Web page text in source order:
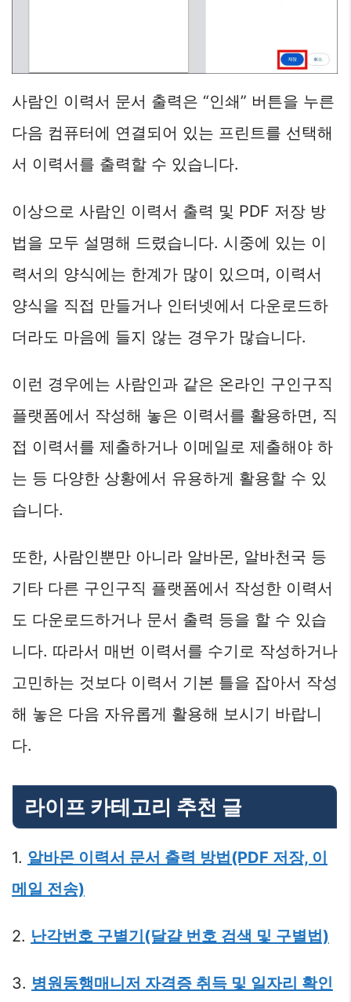
사람인 이력서 문서 출력은 “인쇄” 버튼을 누른
다음 컴퓨터에 연결되어 있는 프린트를 선택해
서 이력서를 출력할 수 있습니다.
이상으로 사람인 이력서 출력 및 PDF 저장 방
법을 모두 설명해 드렸습니다. 시중에 있는 이
력서의 양식에는 한계가 많이 있으며, 이력서
양식을 직접 만들거나 인터넷에서 다운로드하
더라도 마음에 들지 않는 경우가 많습니다.
이런 경우에는 사람인과 같은 온라인 구인구직
플랫폼에서 작성해 놓은 이력서를 활용하면, 직
접 이력서를 제출하거나 이메일로 제출해야 하
는 등 다양한 상황에서 유용하게 활용할 수 있
습니다.
또한, 사람인뿐만 아니라 알바몬, 알바천국 등
기타 다른 구인구직 플랫폼에서 작성한 이력서
도 다운로드하거나 문서 출력 등을 할 수 있습
니다. 따라서 매번 이력서를 수기로 작성하거나
고민하는 것보다 이력서 기본 틀을 잡아서 작성
해 놓은 다음 자유롭게 활용해 보시기 바랍니
다.
라이프 카테고리 추천 글
1. 알바몬 이력서 문서 출력 방법(PDF 저장, 이
메일 전송)
2. 난각번호 구별기(달걀 번호 검색 및 구별법)
3. 병원동행매니저 자격증 취득 및 일자리 확인